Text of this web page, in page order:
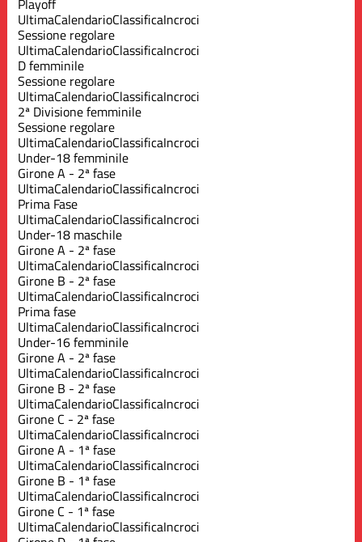
UltimaCalendarioClassificaIncroci
Sessione regolare
UltimaCalendarioClassificaIncroci
D femminile
Sessione regolare
UltimaCalendarioClassificaIncroci
2ª Divisione femminile
Sessione regolare
UltimaCalendarioClassificaIncroci
Under-18 femminile
Girone A - 2ª fase
UltimaCalendarioClassificaIncroci
Prima Fase
UltimaCalendarioClassificaIncroci
Under-18 maschile
Girone A - 2ª fase
UltimaCalendarioClassificaIncroci
Girone B - 2ª fase
UltimaCalendarioClassificaIncroci
Prima fase
UltimaCalendarioClassificaIncroci
Under-16 femminile
Girone A - 2ª fase
UltimaCalendarioClassificaIncroci
Girone B - 2ª fase
UltimaCalendarioClassificaIncroci
Girone C - 2ª fase
UltimaCalendarioClassificaIncroci
Girone A - 1ª fase
UltimaCalendarioClassificaIncroci
Girone B - 1ª fase
UltimaCalendarioClassificaIncroci
Girone C - 1ª fase
UltimaCalendarioClassificaIncroci